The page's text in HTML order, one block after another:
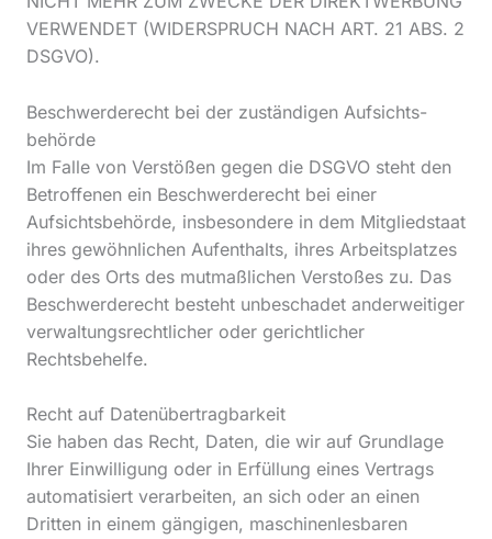
VERWENDET (WIDERSPRUCH NACH ART. 21 ABS. 2
DSGVO).
Beschwerde­recht bei der zuständigen Aufsichts­
behörde
Im Falle von Verstößen gegen die DSGVO steht den
Betroffenen ein Beschwerderecht bei einer
Aufsichtsbehörde, insbesondere in dem Mitgliedstaat
ihres gewöhnlichen Aufenthalts, ihres Arbeitsplatzes
oder des Orts des mutmaßlichen Verstoßes zu. Das
Beschwerderecht besteht unbeschadet anderweitiger
verwaltungsrechtlicher oder gerichtlicher
Rechtsbehelfe.
Recht auf Daten­übertrag­barkeit
Sie haben das Recht, Daten, die wir auf Grundlage
Ihrer Einwilligung oder in Erfüllung eines Vertrags
automatisiert verarbeiten, an sich oder an einen
Dritten in einem gängigen, maschinenlesbaren